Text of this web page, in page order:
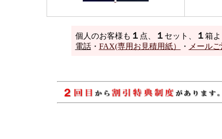
個人のお客様も １ 点、 １ セット、 １ 箱
電話・ FAX(専用お見積用紙） ・ メール